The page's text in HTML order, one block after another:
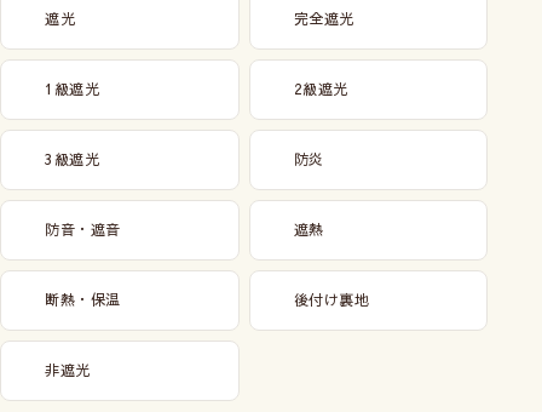
遮光 完全遮光
1級遮光 2級遮光
3級遮光 防炎
防音・遮音 遮熱
断熱・保温 後付け裏地
非遮光